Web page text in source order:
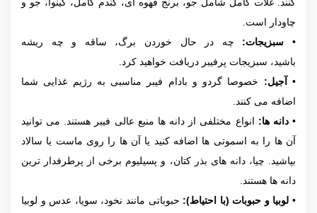
کنند. غلات کامل شامل جو، برنج قهوه ای، گندم کامل، کینوآ، جو و
چاودار است.
• سبزیجات: چه در حال خوردن برگ، ساقه و چه ریشه
باشید، سبزیجات پرفیبر دریافت خواهید کرد.
•
آجیل: خصوصا گردو و بادام فیبر مناسبی به رژیم غذایی شما
اضافه می کنند.
•دانه ها: انواع مختلفی از دانه ها منبع عالی فیبر هستند. می توانید
آن ها را به اسموتی ها اضافه کنید یا آن ها را روی ماست یا سالاد
بپاشید. چیا، دانه های بذر کتان، و پسیلیوم برخی از پرطرفدار ترین
دانه ها هستند.
• لوبیا و حبوبات (با احتیاط): حبوباتی مانند نخود، سویا، عدس و لوبیا